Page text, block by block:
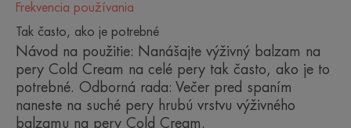
pery celej rodiny.
Výhoda
Frekvencia používania
Tak často, ako je potrebné
Návod na použitie: Nanášajte výživný balzam na
pery Cold Cream na celé pery tak často, ako je to
potrebné. Odborná rada: Večer pred spaním
naneste na suché pery hrubú vrstvu výživného
balzamu na pery Cold Cream.